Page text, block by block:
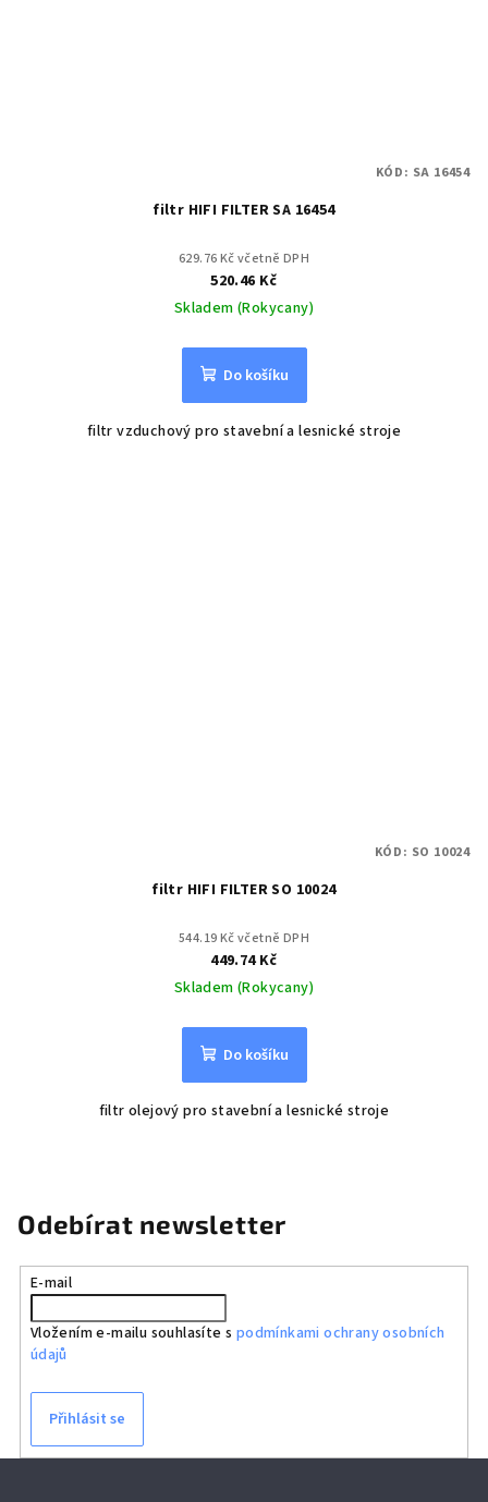
filtr HIFI FILTER SA 16454
629.76 Kč včetně DPH
520.46 Kč
Skladem (Rokycany)
Do košíku
filtr vzduchový pro stavební a lesnické stroje
KÓD: SA 16454
filtr HIFI FILTER SO 10024
544.19 Kč včetně DPH
449.74 Kč
Skladem (Rokycany)
Do košíku
filtr olejový pro stavební a lesnické stroje
KÓD: SO 10024
Odebírat newsletter
E-mail
Vložením e-mailu souhlasíte s podmínkami ochrany osobních
údajů
Přihlásit se